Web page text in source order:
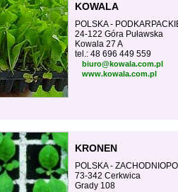
KOWALA
POLSKA -
24-122 Góra Puławska
Kowala 27 A
tel.: 48 696 449 559
biuro@kowala.com.pl
www.kowala.com.pl
KRONEN
POLSKA -
73-342 Cerkwica
Grady 108